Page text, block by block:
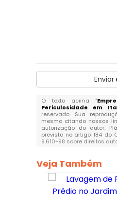
Enviar
O texto acima "
Periculosidade em
reservado. Sua
mesmo citando nossos
autorização do autor.
previsto no artigo 184 do
9.610-98 sobre direitos
Veja Também